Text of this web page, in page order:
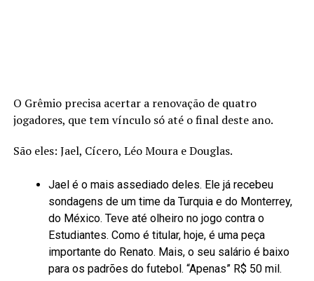
O Grêmio precisa acertar a renovação de quatro
jogadores, que tem vínculo só até o final deste ano.
São eles: Jael, Cícero, Léo Moura e Douglas.
Jael é o mais assediado deles. Ele já recebeu
sondagens de um time da Turquia e do Monterrey,
do México. Teve até olheiro no jogo contra o
Estudiantes. Como é titular, hoje, é uma peça
importante do Renato. Mais, o seu salário é baixo
para os padrões do futebol. “Apenas” R$ 50 mil.